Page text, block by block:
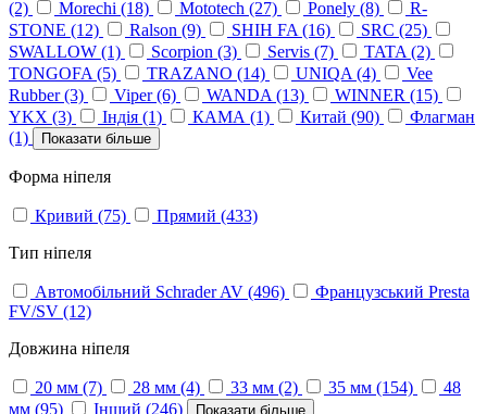
(2)
Morechi (18) Mototech (27) Ponely (8)
R-
STONE (12) Ralson (9) SHIH FA (16) SRC (25)
SWALLOW (1) Scorpion (3) Servis (7) TATA (2)
TONGOFA (5) TRAZANO (14) UNIQA (4)
Vee
Rubber(3) Viper(6) WANDA (13) WINNER (15)
YKX (3) Індія (1) КАМА (1) Китай (90)
Флагман
(1)
Показати більше
Форма ніпеля
Кривий (75) Прямий (433)
Тип ніпеля
Автомобільний Schrader AV (496)
Французський Presta
FV/SV (12)
Довжина ніпеля
20 мм (7) 28 мм (4) 33 мм (2) 35 мм (154)
48
мм (95) Інший (246) Показати більше